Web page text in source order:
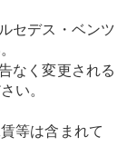
セデス・ベンツ
なく変更される
い。
等は含まれて